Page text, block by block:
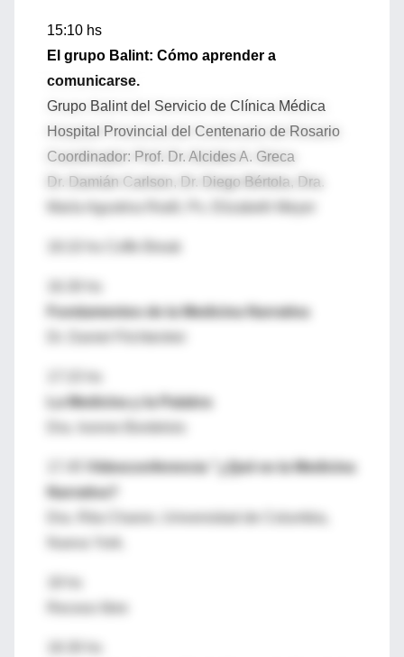
15:10 hs
El grupo Balint: Cómo aprender a
comunicarse.
Grupo Balint del Servicio de Clínica Médica
Hospital Provincial del Centenario de Rosario
Coordinador: Prof. Dr. Alcides A. Greca
Dr. Damián Carlson, Dr. Diego Bértola, Dra.
María Agustina Rodil, Ps. Elizabeth Meyer
Fundamentos de la Medicina Narrativa
La Medicina y la Palabra
Videoconferencia "¿Qué es la Medicina
Narrativa?